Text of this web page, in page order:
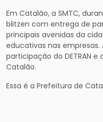
Em Catalão, a SMTC,
blitzen com entrega de
principais avenidas da
educativas nas
participação do DETRAN
Catalão.
Essa é a Prefeitura de